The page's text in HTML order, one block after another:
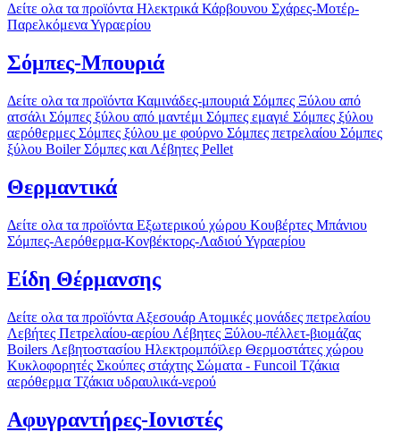
Δείτε ολα τα προϊόντα Ηλεκτρικά Κάρβουνου Σχάρες-Μοτέρ-
ΠαρελκόμεναΥγραερίου
Σόμπες-Μπουριά
Δείτε ολα τα προϊόντα Καμινάδες-μπουριά Σόμπες Ξύλου από
ατσάλι Σόμπες ξύλου από μαντέμι Σόμπες εμαγιέ Σόμπες ξύλου
αερόθερμες Σόμπες ξύλου με φούρνο Σόμπες πετρελαίου Σόμπες
ξύλου Boiler Σόμπες και Λέβητες Pellet
Θερμαντικά
Δείτε ολα τα προϊόντα Εξωτερικού χώρου Κουβέρτες Μπάνιου
Σόμπες-Αερόθερμα-Κονβέκτορς-ΛαδιούΥγραερίου
Είδη Θέρμανσης
Δείτε ολα τα προϊόντα Αξεσουάρ Ατομικές μονάδες πετρελαίου
Λεβήτες Πετρελαίου-αερίου Λέβητες Ξύλου-πέλλετ-βιομάζας
Boilers Λεβητοστασίου Ηλεκτρομπόϊλερ Θερμοστάτες χώρου
Κυκλοφορητές Σκούπες στάχτης Σώματα - Funcoil Τζάκια
αερόθερμα Τζάκια υδραυλικά-νερού
Αφυγραντήρες-Ιονιστές